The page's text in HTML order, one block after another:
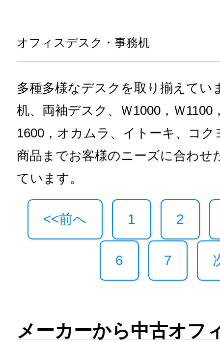
オフィスデスク・事務机
多種多様なデスクを取り揃えてい
机、両袖デスク、Ｗ1000，Ｗ1100
1600，オカムラ、イトーキ、コ
商品までお客様のニーズに合わせ
ています。
<<前へ 1 2
6 7
メーカーから中古オフ